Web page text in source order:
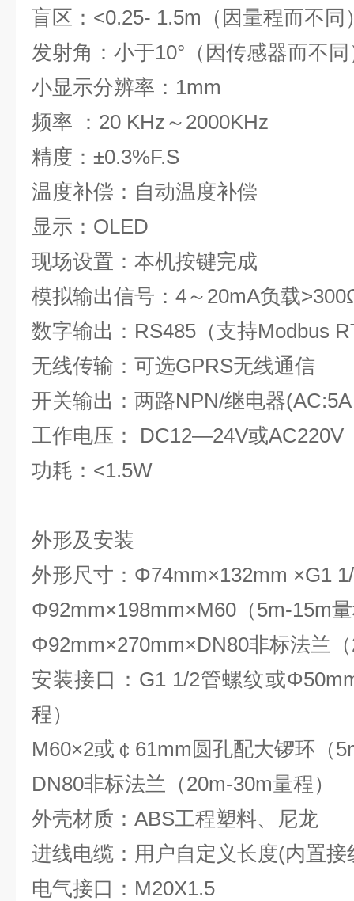
盲区：<0.25- 1.5m（因量
发射角：小于10°（因传感
小显示分辨率：
频率 ：20 KHz～2000KHz
精度：
温度补偿：自动温度补偿
显示：OLED
现场设置：本机按键完成
模拟输出信号：4～20mA负载
数字输出：RS485（支持Modbus
无线传输： 可选GPRS无线通信
开关输出：两路NPN/继电器
工作电压： DC12—24V
功耗：<1.5W
外形及安装
外形尺寸：Φ74mm×132mm ×G1
Φ92mm×198mm×M60（5m-15m
Φ92mm×270mm×DN80非标法兰
安装接口：G1 1/2管螺纹或
程）
M60×2或￠61mm圆孔配大锣环（
DN80非标法兰（20m-30m量程）
外壳材质：ABS工程塑料、尼龙
进线电缆：用户自定义长度(内置接
电气接口：M20X1.5